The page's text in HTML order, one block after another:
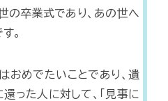
の卒業式であり、あの世へ
。
おめでたいことであり、遺
った人に対して、「見事に